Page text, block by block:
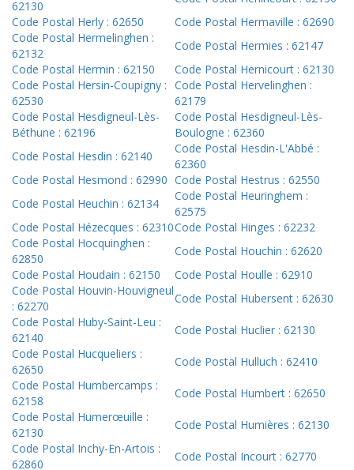
62130
Code Postal Herly : 62650
Code Postal Hermaville : 62690
Code Postal Hermelinghen :
62132
Code Postal Hermies : 62147
Code Postal Hermin : 62150
Code Postal Hernicourt : 62130
Code Postal Hersin-Coupigny :
62530
Code Postal Hervelinghen :
62179
Code Postal Hesdigneul-Lès-
Béthune : 62196
Code Postal Hesdigneul-Lès-
Boulogne : 62360
Code Postal Hesdin : 62140
Code Postal Hesdin-L'Abbé :
62360
Code Postal Hesmond : 62990 Code Postal Hestrus : 62550
Code Postal Heuchin : 62134
Code Postal Heuringhem :
62575
Code Postal Hézecques : 62310Code Postal Hinges : 62232
Code Postal Hocquinghen :
62850
Code Postal Houchin : 62620
Code Postal Houdain : 62150
Code Postal Houlle : 62910
Code Postal Houvin-Houvigneul
: 62270
Code Postal Hubersent : 62630
Code Postal Huby-Saint-Leu :
62140
Code Postal Huclier : 62130
Code Postal Hucqueliers :
62650
Code Postal Hulluch : 62410
Code Postal Humbercamps :
62158
Code Postal Humbert : 62650
Code Postal Humerœuille :
62130
Code Postal Humières : 62130
Code Postal Inchy-En-Artois :
62860
Code Postal Incourt : 62770